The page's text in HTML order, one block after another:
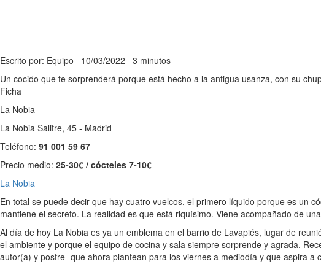
Escrito por: Equipo 10/03/2022 3 minutos
Un cocido que te sorprenderá porque está hecho a la antigua usanza, con su
Ficha
La Nobia
La Nobia Salitre, 45 - Madrid
Teléfono: 91 001 59 67
Precio medio: 25-30€ / cócteles 7-10€
La Nobia
En total se puede decir que hay cuatro vuelcos, el primero líquido porque es un
mantiene el secreto. La realidad es que está riquísimo. Viene acompañado de
Al día de hoy La Nobia es ya un emblema en el barrio de Lavapiés, lugar de
el ambiente y porque el equipo de cocina y sala siempre sorprende y agrada.
autor(a) y postre- que ahora plantean para los viernes a mediodía y que aspira a